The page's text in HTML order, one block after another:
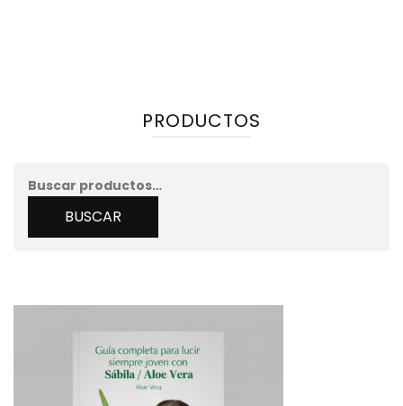
PRODUCTOS
BUSCAR